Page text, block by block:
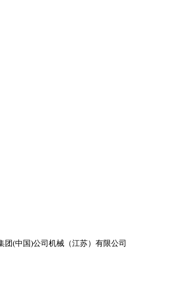
团(中国)公司机械（江苏）有限公司